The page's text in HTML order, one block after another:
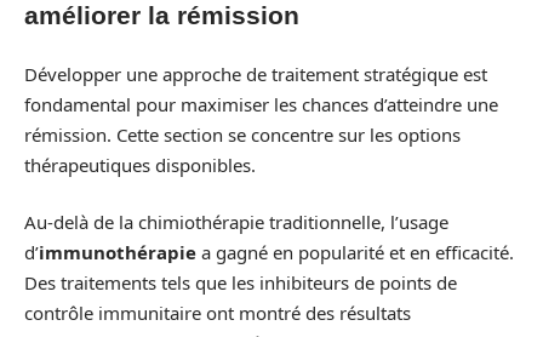
améliorer la rémission
Développer une approche de traitement stratégique est
fondamental pour maximiser les chances d’atteindre une
rémission. Cette section se concentre sur les options
thérapeutiques disponibles.
Au-delà de la chimiothérapie traditionnelle, l’usage
d’immunothérapie a gagné en popularité et en efficacité.
Des traitements tels que les inhibiteurs de points de
contrôle immunitaire ont montré des résultats